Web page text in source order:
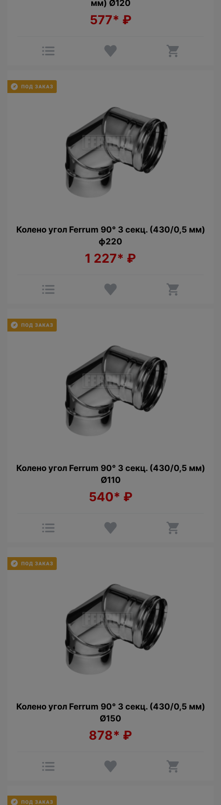
мм) Ø120
577* ₽
Колено угол Ferrum 90° 3 секц. (430/0,5 мм)
ф220
1 227* ₽
Колено угол Ferrum 90° 3 секц. (430/0,5 мм)
Ø110
540* ₽
Колено угол Ferrum 90° 3 секц. (430/0,5 мм)
Ø150
878* ₽